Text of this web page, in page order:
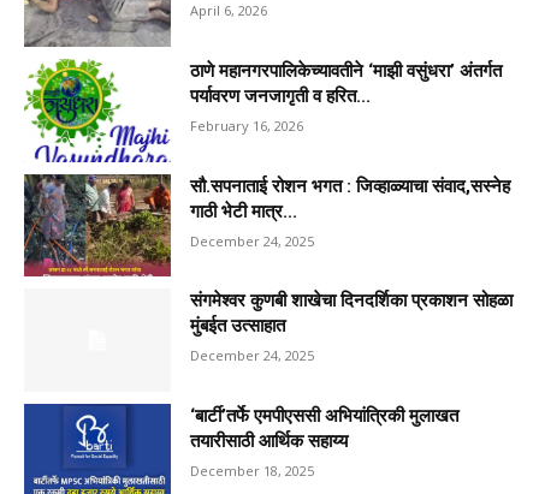
April 6, 2026
ठाणे महानगरपालिकेच्यावतीने ‘माझी वसुंधरा’ अंतर्गत
पर्यावरण जनजागृती व हरित...
February 16, 2026
सौ.सपनाताई रोशन भगत : जिव्हाळ्याचा संवाद,सस्नेह
गाठी भेटी मात्र...
December 24, 2025
संगमेश्वर कुणबी शाखेचा दिनदर्शिका प्रकाशन सोहळा
मुंबईत उत्साहात
December 24, 2025
‘बार्टी’तर्फे एमपीएससी अभियांत्रिकी मुलाखत
तयारीसाठी आर्थिक सहाय्य
December 18, 2025